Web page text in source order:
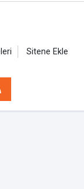
Sitene Ekle